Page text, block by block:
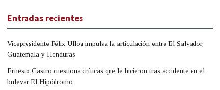
Entradas recientes
Vicepresidente Félix Ulloa impulsa la articulación entre El Salvador,
Guatemala y Honduras
Ernesto Castro cuestiona críticas que le hicieron tras accidente en el
bulevar El Hipódromo